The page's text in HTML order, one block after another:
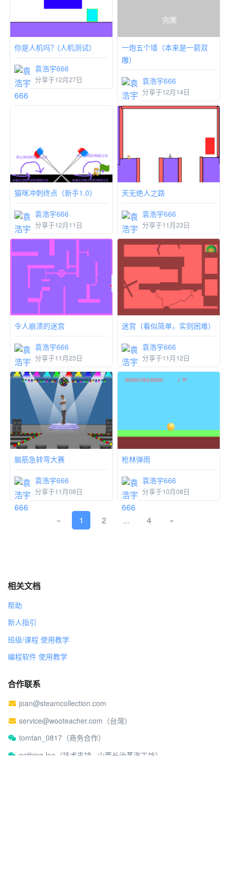
你是人机吗？(人机测试）
袁浩宇666
分享于12月27日
一炮五个墙（本来是一箭双
雕）
袁浩宇666
分享于12月14日
猫咪冲刺终点（新手1.0）
袁浩宇666
分享于12月11日
天无绝人之路
袁浩宇666
分享于11月23日
令人崩溃的迷宫
袁浩宇666
分享于11月23日
迷宫（看似简单，实则困难）
袁浩宇666
分享于11月12日
脑筋急转弯大赛
袁浩宇666
分享于11月08日
枪林弹雨
袁浩宇666
分享于10月08日
«上一页
1 2 ... 4 »下一页
相关文档
帮助
新人指引
班级/课程 使用教学
编程软件 使用教学
合作联系
joan@steamcollection.com
service@wooteacher.com（台灣）
tomtan_0817（商务合作）
nothing-lee（技术支持 · 山西长治蒸汽工坊）